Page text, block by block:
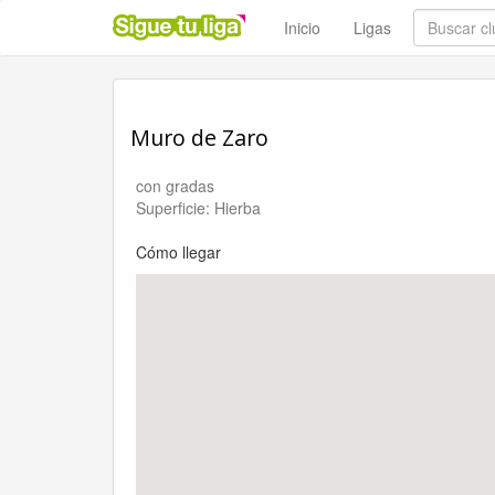
Inicio Ligas
Muro de Zaro
con gradas
Superficie: Hierba
Cómo llegar